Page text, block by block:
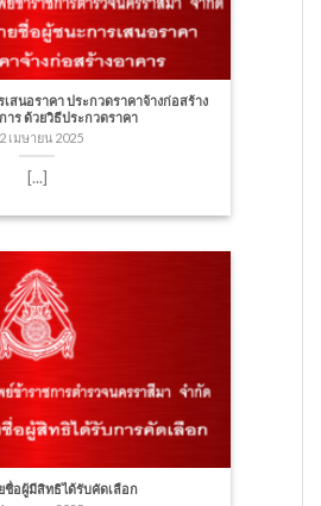
สนอราคา ประกวดราคาจ้างก่อสร้าง
าร ด้วยวิธีประกวดราคา
เมษายน 2025
[...]
ชื่อผู้มีสิทธิได้รับคัดเลือก